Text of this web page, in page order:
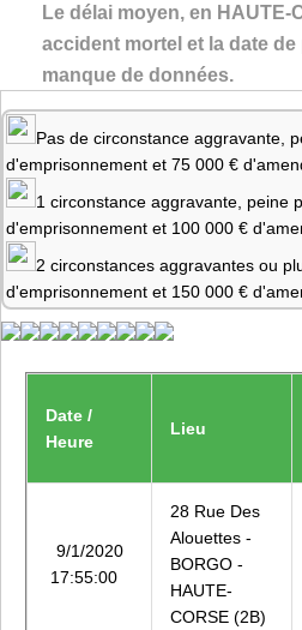
Le délai moyen, en HAUTE-
accident mortel et la date
manque de données.
Pas de circonstance aggravante,
d'emprisonnement et 75 000 €
1 circonstance aggravante, peine
d'emprisonnement et 100 000 €
2 circonstances aggravantes ou
d'emprisonnement et 150 000 €
Date /
Heure
Lieu
9/1/2020
17:55:00
28 Rue Des
Alouettes -
BORGO -
HAUTE-
CORSE (2B)